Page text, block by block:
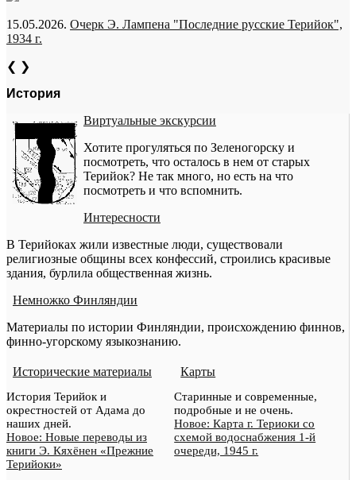
15.05.2026. Очерк Э. Лампена "Последние русские Терийок",
1934 г.
❮ ❯
История
Виртуальные экскурсии
Хотите прогуляться по Зеленогорску и
посмотреть, что осталось в нем от старых
Терийок? Не так много, но есть на что
посмотреть и что вспомнить.
Интересности
В Терийоках жили известные люди, существовали
религиозные общины всех конфессий, строились красивые
здания, бурлила общественная жизнь.
Немножко Финляндии
Материалы по истории Финляндии, происхождению финнов,
финно-угорскому языкознанию.
Исторические материалы
История Терийок и
окрестностей от Адама до
наших дней.
Новое: Новые переводы из
книги Э. Кяхёнен «Прежние
Терийоки»
Карты
Старинные и современные,
подробные и не очень.
Новое: Карта г. Териоки со
схемой водоснабжения 1-й
очереди, 1945 г.